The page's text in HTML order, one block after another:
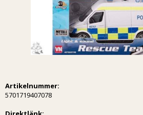
Artikelnummer:
5701719407078